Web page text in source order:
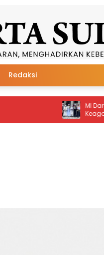
Redaksi
Pesse Borong Juara
pada Semarak HUT RI Ke-81